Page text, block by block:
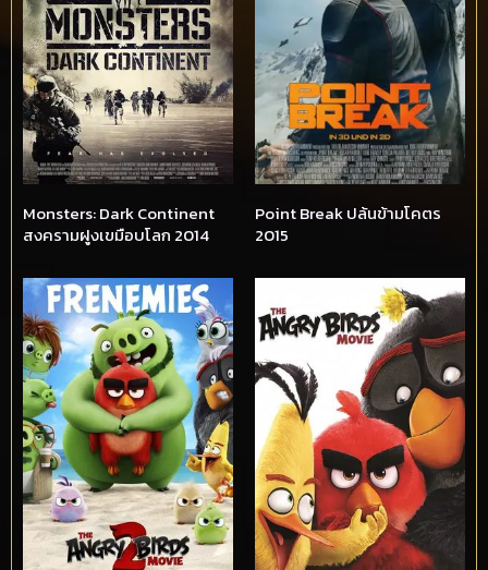
Monsters: Dark Continent
สงครามฝูงเขมือบโลก 2014
Point Break ปล้นข้ามโคตร
2015